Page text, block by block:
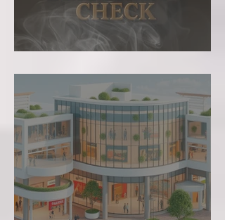
Mystery Check